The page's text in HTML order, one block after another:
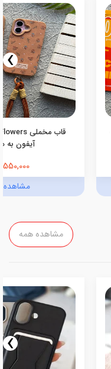
آیفون به
550,000 تومان
مشاهده
›
مشاهده همه
›